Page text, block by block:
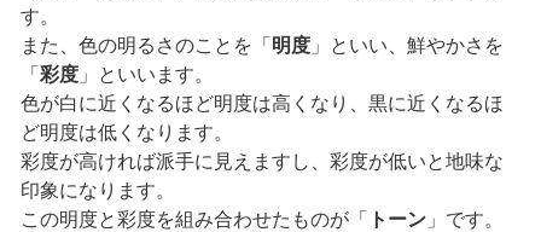
す。
また、色の明るさのことを「 明度」といい、鮮やかさを
「 彩度」といいます。
色が白に近くなるほど明度は高くなり、黒に近くなるほ
ど明度は低くなります。
彩度が高ければ派手に見えますし、彩度が低いと地味な
印象になります。
この明度と彩度を組み合わせたものが「
トーン」です。